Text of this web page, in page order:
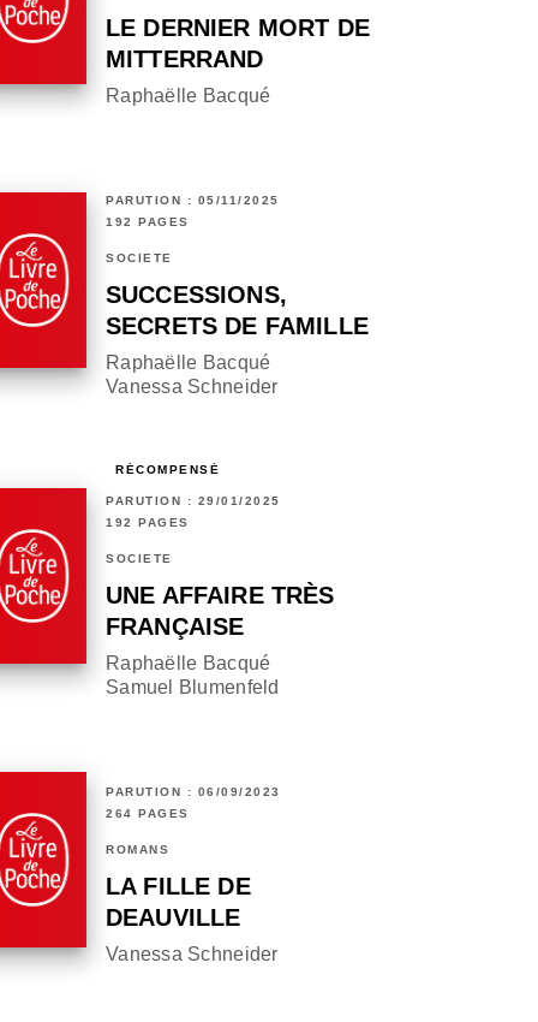
LE DERNIER MORT DE
MITTERRAND
Raphaëlle Bacqué
PARUTION : 05/11/2025
192 PAGES
SOCIÉTÉ
SUCCESSIONS,
SECRETS DE FAMILLE
Raphaëlle Bacqué
Vanessa Schneider
RÉCOMPENSÉ
PARUTION : 29/01/2025
192 PAGES
SOCIÉTÉ
UNE AFFAIRE TRÈS
FRANÇAISE
Raphaëlle Bacqué
Samuel Blumenfeld
PARUTION : 06/09/2023
264 PAGES
ROMANS
LA FILLE DE
DEAUVILLE
Vanessa Schneider